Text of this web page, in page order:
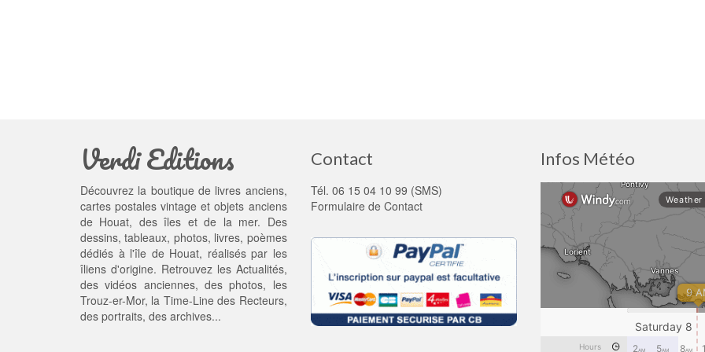
Verdi Editions
Découvrez la boutique de livres anciens,
cartes postales vintage et objets anciens
de Houat, des îles et de la mer. Des
dessins, tableaux, photos, livres, poèmes
dédiés à l'île de Houat, réalisés par les
îliens d'origine. Retrouvez les Actualités,
desvidéos anciennes, desphotos, les
Trouz-er-Mor, la Time-Line des Recteurs,
des portraits, des archives...
Contact
Tél. 06 15 04 10 99 (SMS)
Formulaire de Contact
Infos Météo